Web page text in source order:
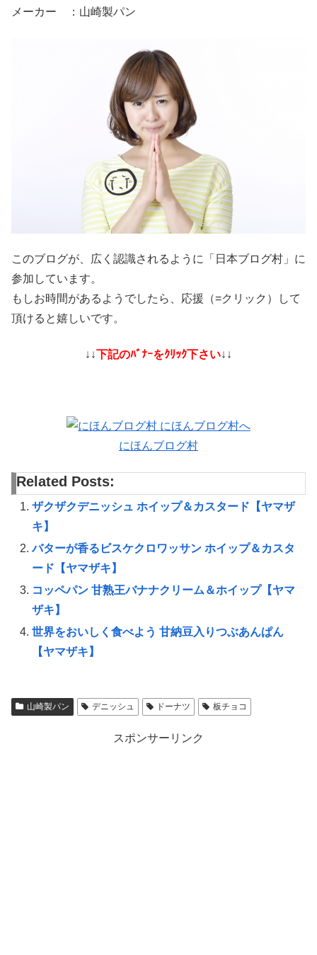
メーカー ：山崎製パン
このブログが、広く認識されるように「日本ブログ村」に
参加しています。
もしお時間があるようでしたら、応援（=クリック）して
頂けると嬉しいです。
↓↓下記のﾊﾞﾅｰをｸﾘｯｸ下さい↓↓
にほんブログ村
Related Posts:
ザクザクデニッシュ ホイップ＆カスタード【ヤマザ
キ】
バターが香るビスケクロワッサン ホイップ＆カスタ
ード【ヤマザキ】
コッペパン 甘熟王バナナクリーム＆ホイップ【ヤマ
ザキ】
世界をおいしく食べよう 甘納豆入りつぶあんぱん
【ヤマザキ】
山崎製パン デニッシュ ドーナツ 板チョコ
スポンサーリンク